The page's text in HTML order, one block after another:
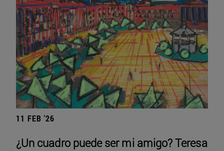
11 FEB '26
¿Un cuadro puede ser mi amigo? Teresa